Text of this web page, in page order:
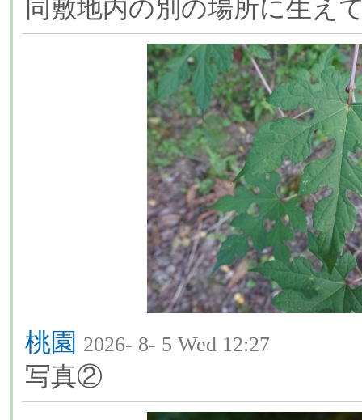
同敷地内の別の場所に生え
桃園 2026- 8- 5 Wed 12:27
写真②